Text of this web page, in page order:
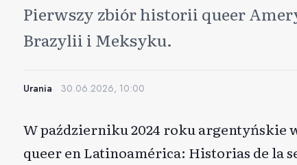
Pierwszy zbiór historii queer
Brazylii i Meksyku.
Urania 30.06.2026, 10:00
W październiku 2024 roku argentyńskie
queer en Latinoamérica: Historias de la